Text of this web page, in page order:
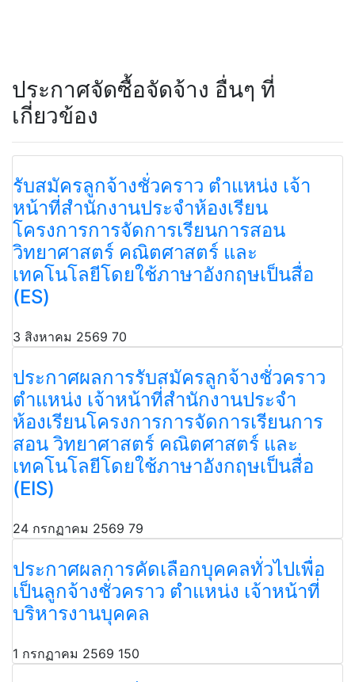
ประกาศจัดซื้อจัดจ้าง อื่นๆ ที่
เกี่ยวข้อง
รับสมัครลูกจ้างชั่วคราว ตำแหน่ง เจ้า
หน้าที่สำนักงานประจำห้องเรียน
โครงการการจัดการเรียนการสอน
วิทยาศาสตร์ คณิตศาสตร์ และ
เทคโนโลยีโดยใช้ภาษาอังกฤษเป็นสื่อ
(ES)
3 สิงหาคม 2569 70
ประกาศผลการรับสมัครลูกจ้างชั่วคราว
ตำแหน่ง เจ้าหน้าที่สำนักงานประจำ
ห้องเรียนโครงการการจัดการเรียนการ
สอน วิทยาศาสตร์ คณิตศาสตร์ และ
เทคโนโลยีโดยใช้ภาษาอังกฤษเป็นสื่อ
(EIS)
24 กรกฏาคม 2569 79
ประกาศผลการคัดเลือกบุคคลทั่วไปเพื่อ
เป็นลูกจ้างชั่วคราว ตำแหน่ง เจ้าหน้าที่
บริหารงานบุคคล
1 กรกฏาคม 2569 150